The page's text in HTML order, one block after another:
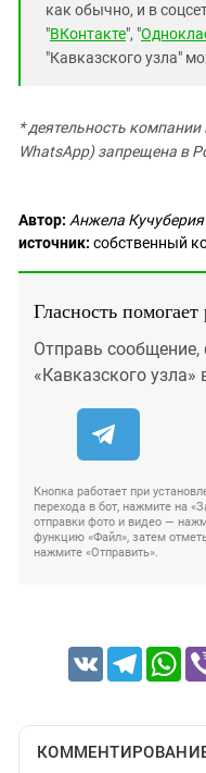
как обычно, и в
"ВКонтакте", "
"Кавказского узла"
* деятельность
WhatsApp) запрещена в
Автор: Анжела Кучуберия
источник: собственный
Гласность
Отправь сообщение,
«Кавказского узла»
Кнопка работает при
перехода в бот, нажмите на
отправки фото и видео —
функцию «Файл», затем
нажмите «Отправить».
VK Telegram